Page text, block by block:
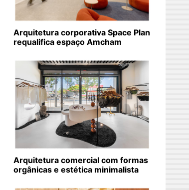
Arquitetura corporativa Space Plan
requalifica espaço Amcham
Arquitetura comercial com formas
orgânicas e estética minimalista